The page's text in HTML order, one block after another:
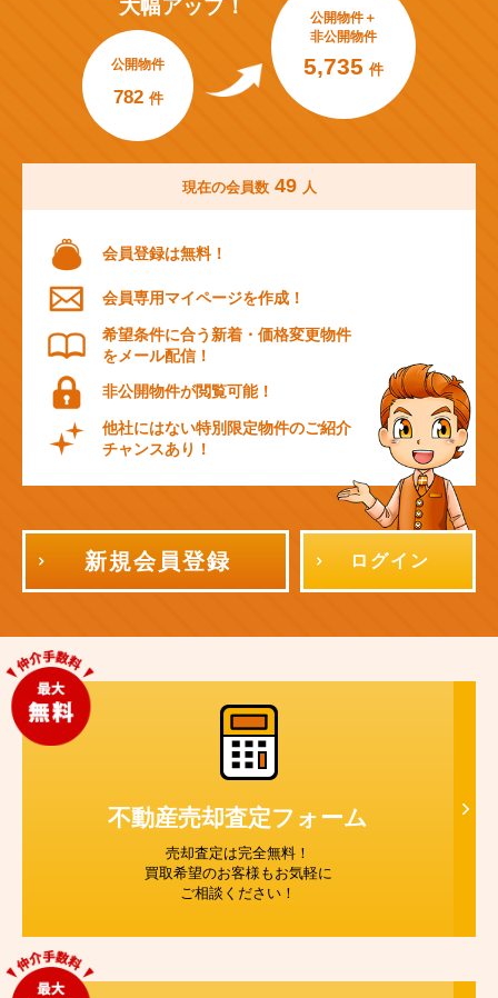
大幅アップ！
公開物件
782 件
公開物件＋
非公開物件
5,735 件
現在の会員数 49 人
会員登録は無料！
会員専用マイページを作成！
希望条件に合う新着・価格変更物件
をメール配信！
非公開物件が閲覧可能！
他社にはない特別限定物件のご紹介
チャンスあり！
新規会員登録 ログイン
不動産売却査定フォーム
売却査定は完全無料！
買取希望のお客様もお気軽に
ご相談ください！